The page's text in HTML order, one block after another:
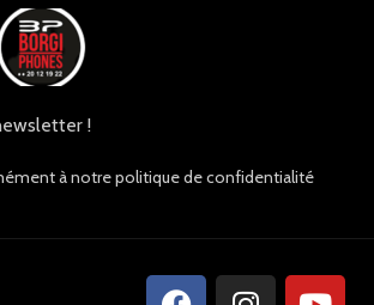
!
à notre politique de confidentialité